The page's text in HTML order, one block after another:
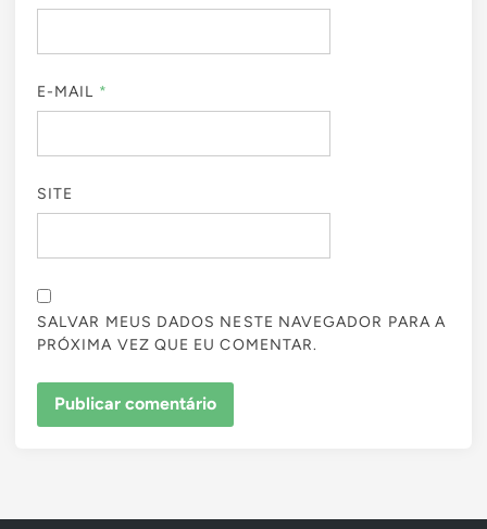
E-MAIL *
SITE
SALVAR MEUS DADOS NESTE NAVEGADOR PARA A
PRÓXIMA VEZ QUE EU COMENTAR.